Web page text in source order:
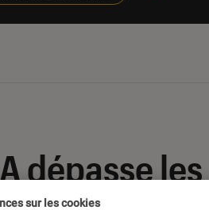
dépasse
sur les cookies